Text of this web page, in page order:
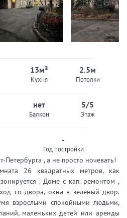
13м²
Кухня
2.5м
Потолки
нет
Балкон
5/5
Этаж
-
Год постройки
, а не просто ночевать!
26 квадратных метров, как
. Доме с кап. ремонтом ,
со двора, окна в зеленый двор.
взрослыми спокойными людьми,
маленьких детей или аренды